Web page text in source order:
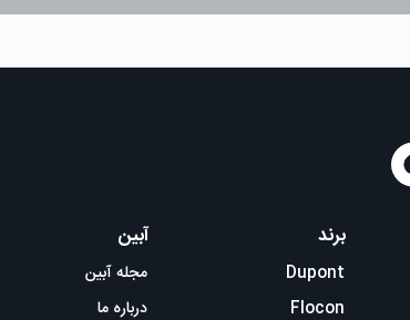
برند
Dupont
Flocon
آبین
مجله آبین
درباره ما